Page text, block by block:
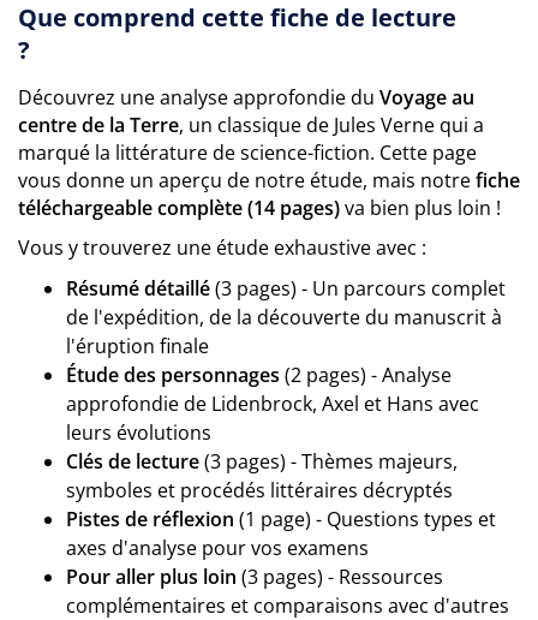
Que comprend cette fiche de lecture
?
Découvrez une analyse approfondie du Voyage au
centre de la Terre, un classique de Jules Verne qui a
marqué la littérature de science-fiction. Cette page
vous donne un aperçu de notre étude, mais notrefiche
téléchargeable complète (14 pages)va bien plus loin !
Vous y trouverez une étude exhaustive avec :
Résumé détaillé(3 pages) - Un parcours complet
de l'expédition, de la découverte du manuscrit à
l'éruption finale
Étude des personnages (2 pages) - Analyse
approfondie de Lidenbrock, Axel et Hans avec
leurs évolutions
Clés de lecture(3 pages) - Thèmes majeurs,
symboles et procédés littéraires décryptés
Pistes de réflexion (1 page) - Questions types et
axes d'analyse pour vos examens
Pour aller plus loin (3 pages) - Ressources
complémentaires et comparaisons avec d'autres